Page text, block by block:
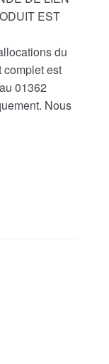
EST
du
complet est
01362
Nous